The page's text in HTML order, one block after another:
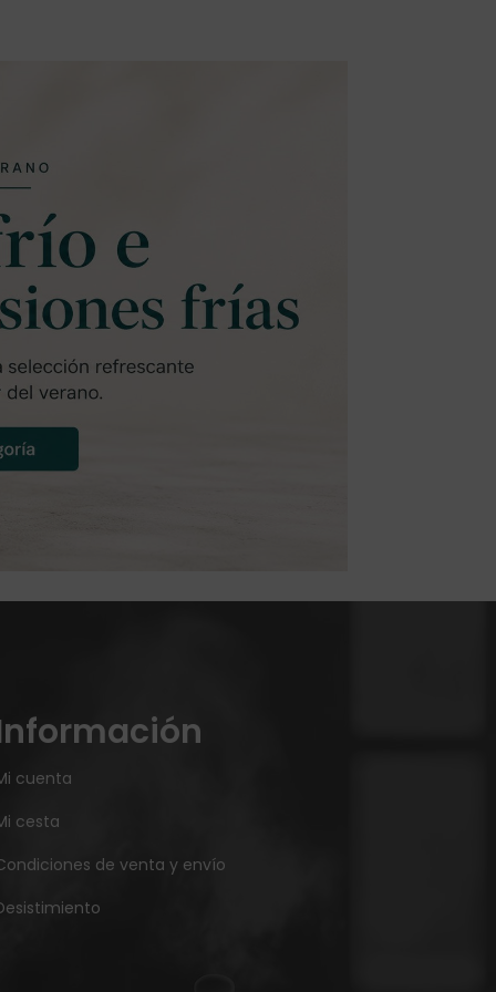
cuenta
cesta
de venta y envío